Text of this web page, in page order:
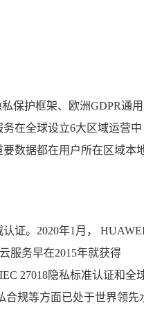
保护框架、欧洲GDPR通
在全球设立6大区域运营中
数据都在用户所在区域本
证。2020年1月，
服务早在2015年就获得
27018隐私标准认证和全
合规等方面已处于世界领先